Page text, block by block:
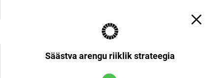
Säästva arengu riiklik strateegia